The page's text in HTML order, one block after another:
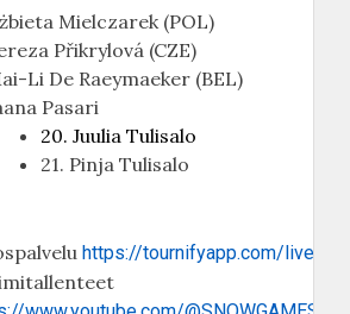
Mielczarek (POL)
Přikrylová (CZE)
Li De Raeymaeker (BEL)
Pasari
20. Juulia Tulisalo
21. Pinja Tulisalo
https://tournifyapp.com/live/